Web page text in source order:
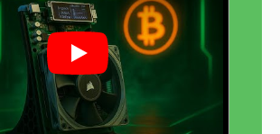
Play: Mineshop.EU